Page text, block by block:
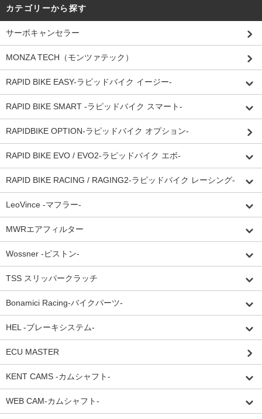
カテゴリーから探す
サーボキャンセラー
MONZA TECH（モンツァテック）
RAPID BIKE EASY-ラピッドバイク イージー-
RAPID BIKE SMART -ラピッドバイク スマート-
RAPIDBIKE OPTION-ラピッドバイク オプション-
RAPID BIKE EVO / EVO2-ラピッドバイク エボ-
RAPID BIKE RACING / RAGING2-ラピッドバイク レーシング-
LeoVince -マフラー-
MWRエアフィルター
Wossner -ピストン-
TSS スリッパークラッチ
Bonamici Racing-バイクパーツ-
HEL -ブレーキシステム-
ECU MASTER
KENT CAMS -カムシャフト-
WEB CAM-カムシャフト-